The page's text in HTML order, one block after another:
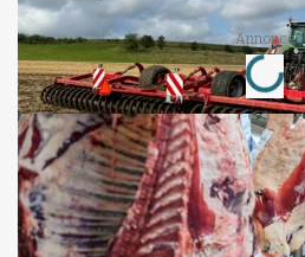
Annonce
Loading...